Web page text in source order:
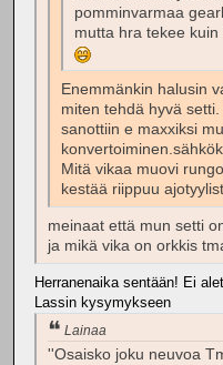
pomminvarmaa
mutta hra tekee
Enemmänkin halusin
miten tehdä hyvä
sanottiin e maxxiksi
Mitä vikaa muovi
kestää riippuu
meinaat että mun setti
ja mikä vika on orkkis
Herranenaika sentään! Ei
Lassin kysymykseen
Lainaa
''Osaisko joku neuvoa